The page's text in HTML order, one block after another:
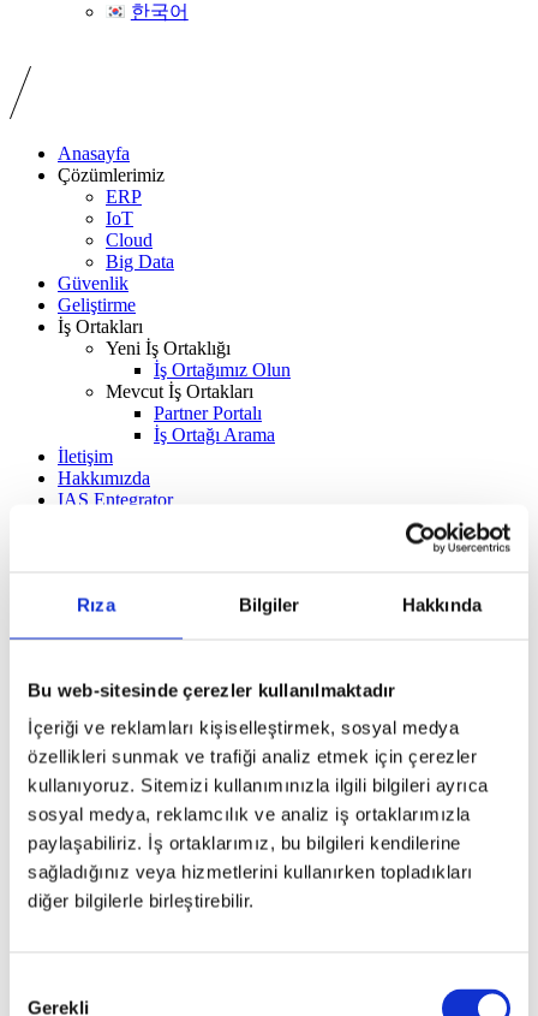
Rıza Bilgiler Hakkında
Bu web-sitesinde çerezler kullanılmaktadır
İçeriği ve reklamları kişiselleştirmek, sosyal medya
özellikleri sunmak ve trafiği analiz etmek için çerezler
kullanıyoruz. Sitemizi kullanımınızla ilgili bilgileri ayrıca
sosyal medya, reklamcılık ve analiz iş ortaklarımızla
paylaşabiliriz. İş ortaklarımız, bu bilgileri kendilerine
sağladığınız veya hizmetlerini kullanırken topladıkları
diğer bilgilerle birleştirebilir.
Gerekli
한국어
Anasayfa
Çözümlerimiz
ERP
IoT
Cloud
Big Data
Güvenlik
Geliştirme
İş Ortakları
Yeni İş Ortaklığı
İş Ortağımız Olun
Mevcut İş Ortakları
Partner Portalı
İş Ortağı Arama
İletişim
Hakkımızda
IAS Entegrator
Anasayfa
Çözümlerimiz
ERP
IoT
Cloud
Big Data
Güvenlik
Geliştirme
İş Ortakları
Yeni İş Ortaklığı
İş Ortağımız Olun
İletişim